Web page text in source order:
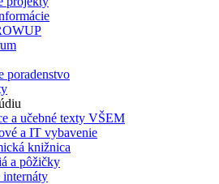
poradenstvo
a učebné texty VŠEM
a IT vybavenie
knižnica
a pôžičky
internáty